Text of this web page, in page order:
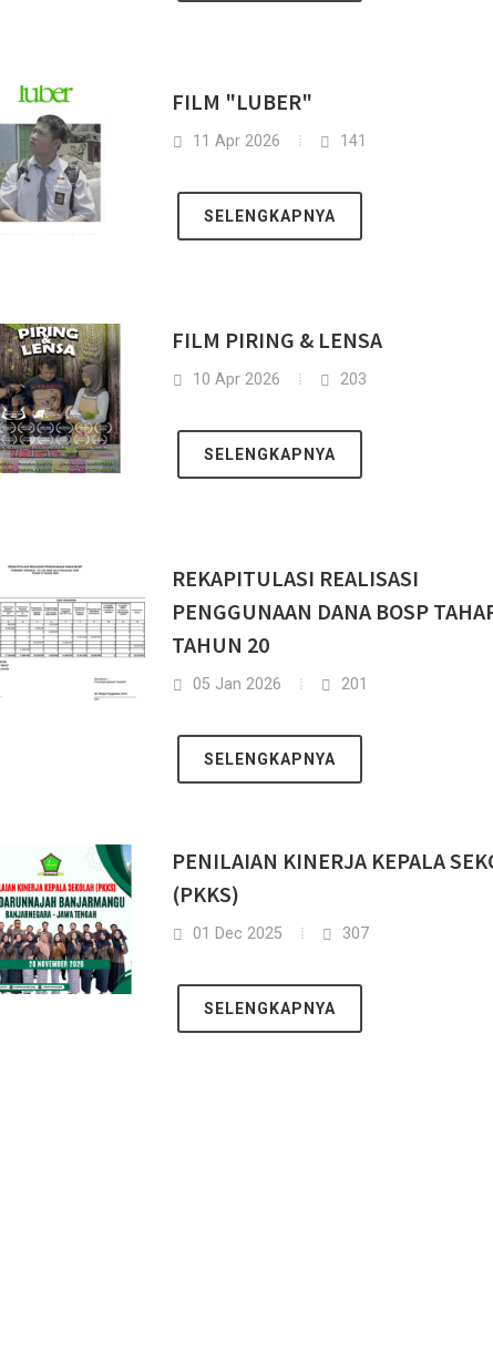
FILM "LUBER"
11 Apr 2026 141
SELENGKAPNYA
FILM PIRING & LENSA
10 Apr 2026 203
SELENGKAPNYA
REKAPITULASI REALISASI
PENGGUNAAN DANA BOSP
TAHUN 20
05 Jan 2026 201
SELENGKAPNYA
PENILAIAN KINERJA KEPALA
(PKKS)
01 Dec 2025 307
SELENGKAPNYA